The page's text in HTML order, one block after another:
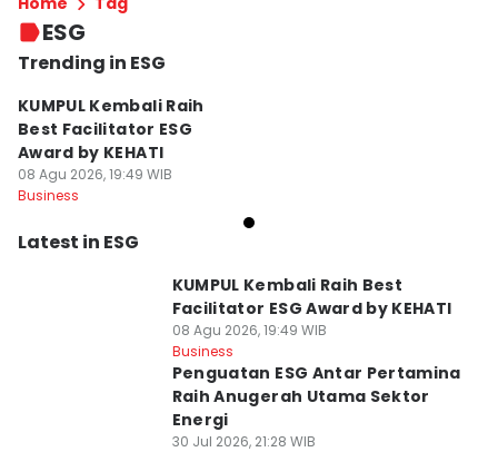
ESG
Trending in ESG
KUMPUL Kembali Raih
Best Facilitator ESG
Award by KEHATI
08 Agu 2026, 19:49 WIB
Business
Latest in ESG
KUMPUL Kembali Raih Best
Facilitator ESG Award by KEHATI
08 Agu 2026, 19:49 WIB
Business
Penguatan ESG Antar Pertamina
Raih Anugerah Utama Sektor
Energi
30 Jul 2026, 21:28 WIB